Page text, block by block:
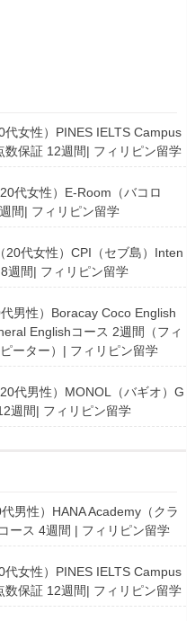
女性）PINES IELTS Campus
数保証 12週間| フィリピン留学
代女性）E-Room（バコロ
間| フィリピン留学
20代女性）CPI（セブ島）Inten
週間| フィリピン留学
男性）Boracay Coco English
Englishコース 2週間（フィ
ーター）| フィリピン留学
代男性）MONOL（バギオ）G
週間| フィリピン留学
男性）HANA Academy（クラ
ース 4週間 | フィリピン留学
女性）PINES IELTS Campus
数保証 12週間| フィリピン留学